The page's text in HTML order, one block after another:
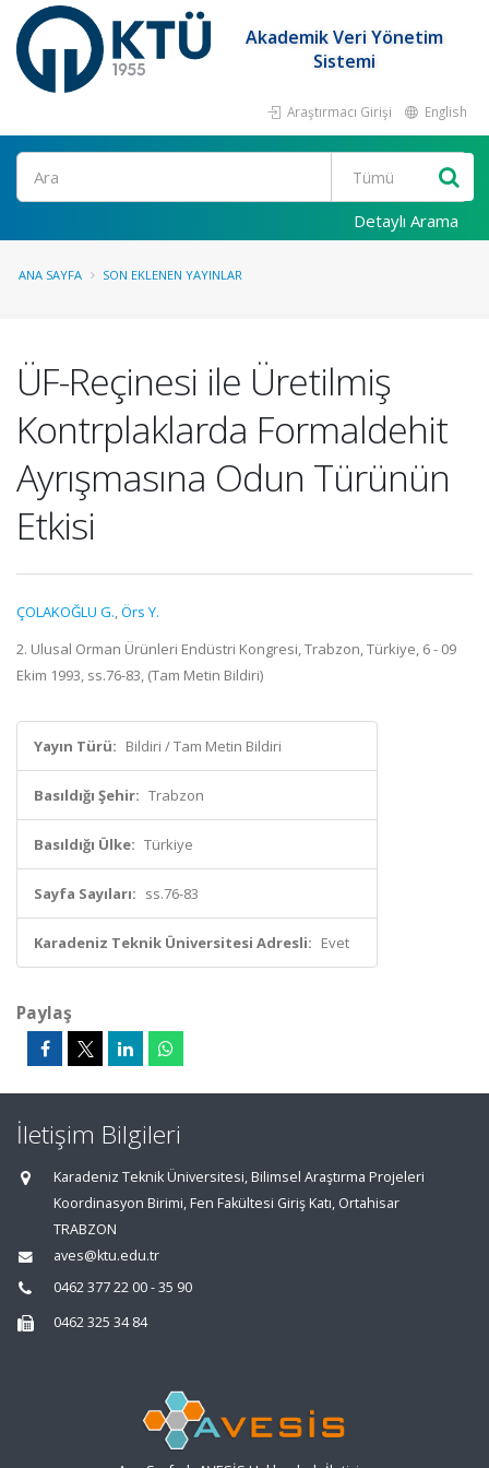
Akademik Veri Yönetim
Sistemi
Araştırmacı Girişi English
Ara
Detaylı Arama
ANA SAYFA SON EKLENEN YAYINLAR
ÜF-Reçinesi ile Üretilmiş
Kontrplaklarda Formaldehit
Ayrışmasına Odun Türünün
Etkisi
ÇOLAKOĞLU G.,Örs Y.
2. Ulusal Orman Ürünleri Endüstri Kongresi, Trabzon, Türkiye, 6 - 09
Ekim 1993, ss.76-83, (Tam Metin Bildiri)
Yayın Türü: Bildiri / Tam Metin Bildiri
Basıldığı Şehir: Trabzon
Basıldığı Ülke: Türkiye
Sayfa Sayıları: ss.76-83
Karadeniz Teknik Üniversitesi Adresli: Evet
Paylaş
İletişim Bilgileri
Karadeniz Teknik Üniversitesi, Bilimsel Araştırma Projeleri
Koordinasyon Birimi, Fen Fakültesi Giriş Katı, Ortahisar
TRABZON
aves@ktu.edu.tr
0462 377 22 00 - 35 90
0462 325 34 84